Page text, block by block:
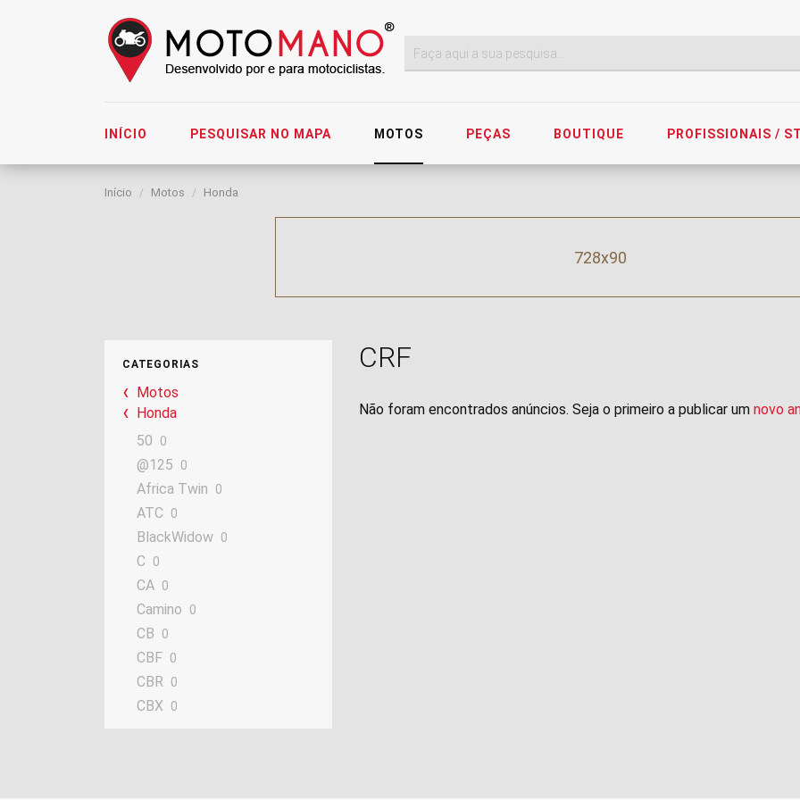
INÍCIO PESQUISAR NO MAPA MOTOS PEÇAS BOUTIQUE PROFISSIONAIS /
Início Motos Honda
728x90
CATEGORIAS
Motos
Honda
50
0
@125 0
Africa Twin 0
ATC 0
BlackWidow 0
C 0
CA 0
Camino 0
CB 0
CBF 0
CBR 0
CBX 0
CRF
Não foram encontrados anúncios. Seja o primeiro a publicar um novo